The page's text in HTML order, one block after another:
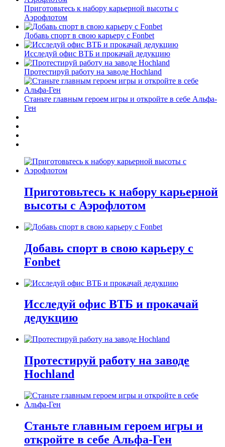
Приготовьтесь к набору карьерной высоты с
Аэрофлотом
Добавь спорт в свою карьеру с Fonbet
Исследуй офис ВТБ и прокачай дедукцию
Протестируй работу на заводе Hochland
Станьте главным героем игры и откройте в себе Альфа-
Ген
Приготовьтесь к набору карьерной
высоты с Аэрофлотом
Добавь спорт в свою карьеру с
Fonbet
Исследуй офис ВТБ и прокачай
дедукцию
Протестируй работу на заводе
Hochland
Станьте главным героем игры и
откройте в себе Альфа-Ген